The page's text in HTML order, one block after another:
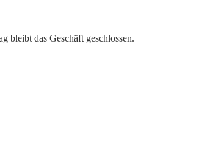
bleibt das Geschäft geschlossen.